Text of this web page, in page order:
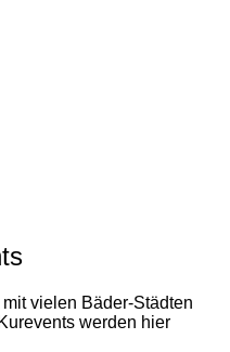
vielen Bäder-Städten
werden hier